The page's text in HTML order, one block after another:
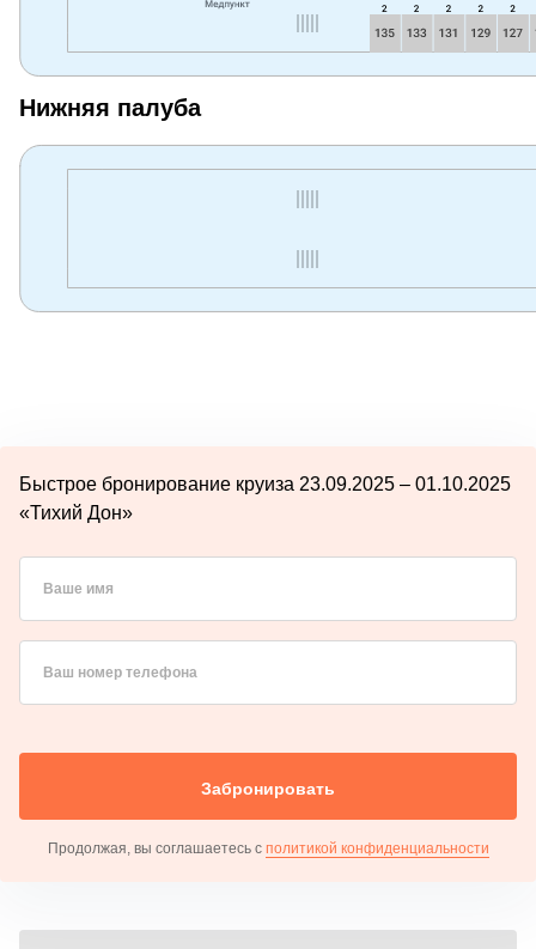
Нижняя палуба
Быстрое бронирование круиза 23.09.2025 – 01.10.2025
«Тихий Дон»
Ваше имя
Ваш номер телефона
Забронировать
Продолжая, вы соглашаетесь с политикой конфиденциальности